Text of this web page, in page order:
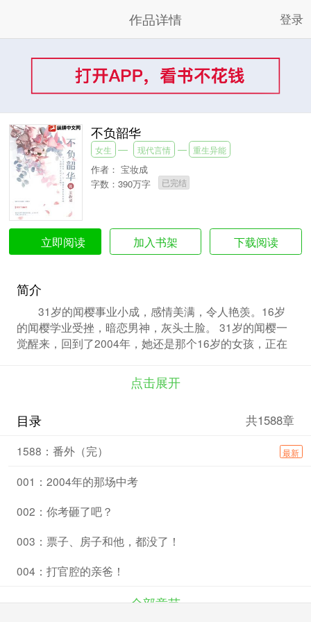
作品详情 登录
不负韶华
女生 现代言情 重生异能
作者： 宝妆成
字数：390万字
已完结
立即阅读 加入书架 下载阅读
简介
31岁的闻樱事业小成，感情美满，令人艳羡。16岁
的闻樱学业受挫，暗恋男神，灰头土脸。 31岁的闻樱一
觉醒来，回到了2004年，她还是那个16岁的女孩，正在
不愿辜负青春韶华，不想留下任何人生遗憾！ 男神被人
所害英年早逝？ ——救他！ 父母强势原生家庭苦逼？
吧！
点击展开
目录 共1588章
1588：番外（完） 最新
001：2004年的那场中考
002：你考砸了吧？
003：票子、房子和他，都没了！
004：打官腔的亲爸！
全部章节